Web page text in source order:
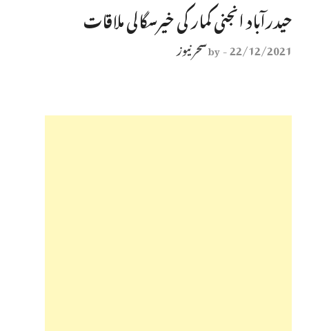
حیدرآباد انجنی کمار کی خیرسگالی ملاقات
22/12/2021
-
byسحر نیوز